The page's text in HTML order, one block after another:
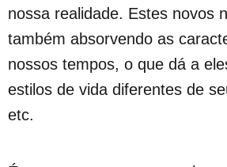
nossa realidade. Estes novos
também absorvendo as
nossos tempos, o que dá a
estilos de vida diferentes de
etc.